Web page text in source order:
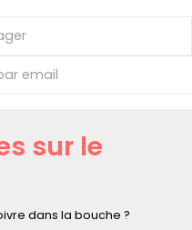
email
sur le
dans la bouche ?